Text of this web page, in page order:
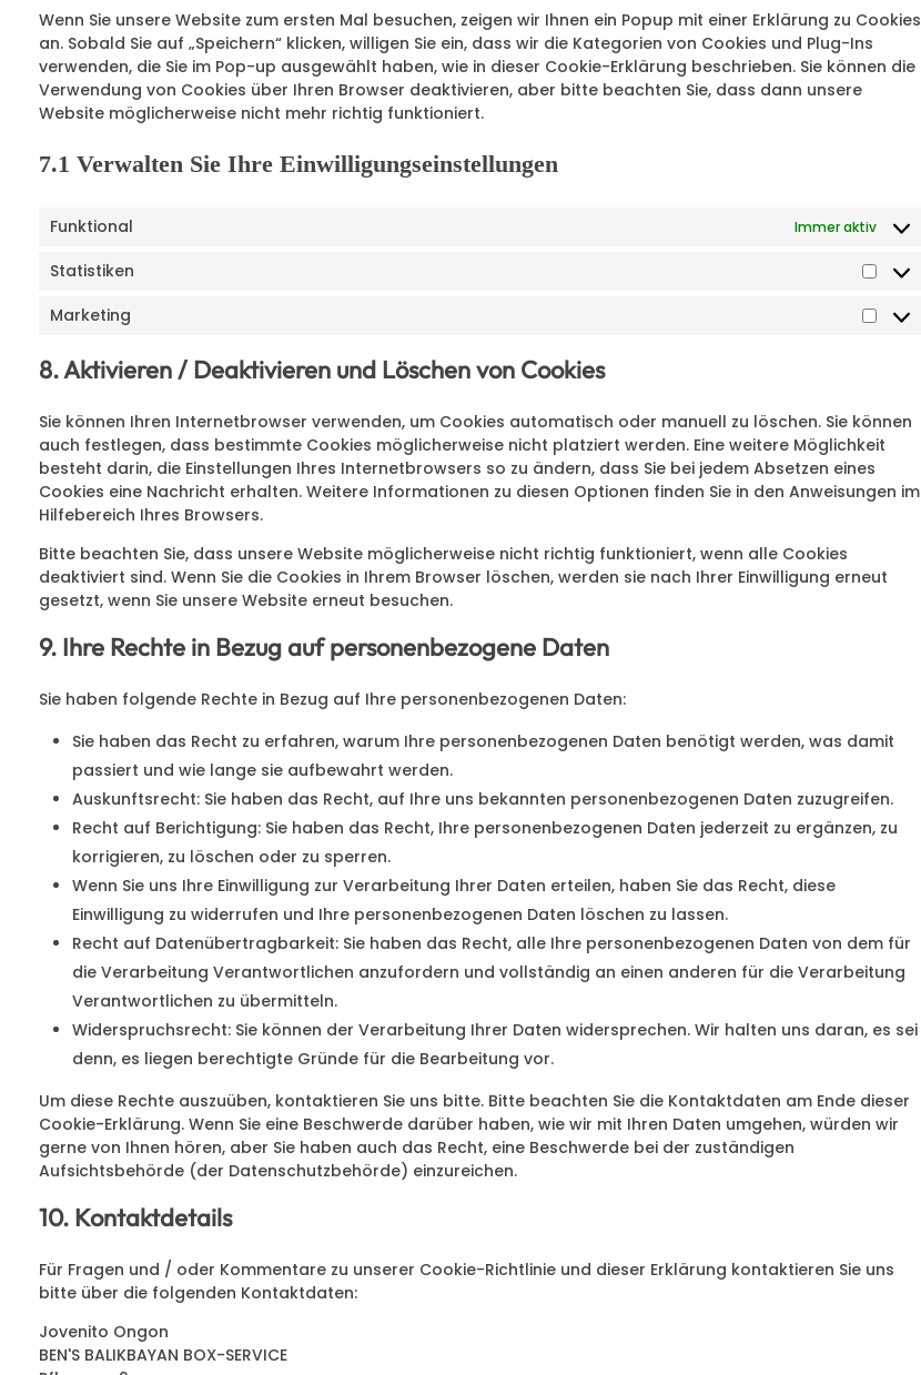
Wenn Sie unsere Website zum ersten Mal besuchen, zeigen wir Ihnen ein Popup mit einer Erklärung zu Cookies
an. Sobald Sie auf „Speichern“ klicken, willigen Sie ein, dass wir die Kategorien von Cookies und Plug-Ins
verwenden, die Sie im Pop-up ausgewählt haben, wie in dieser Cookie-Erklärung beschrieben. Sie können die
Verwendung von Cookies über Ihren Browser deaktivieren, aber bitte beachten Sie, dass dann unsere
Website möglicherweise nicht mehr richtig funktioniert.
7.1 Verwalten Sie Ihre Einwilligungseinstellungen
Funktional Immer aktiv
Statistiken
Marketing
8. Aktivieren / Deaktivieren und Löschen von Cookies
Sie können Ihren Internetbrowser verwenden, um Cookies automatisch oder manuell zu löschen. Sie können
auch festlegen, dass bestimmte Cookies möglicherweise nicht platziert werden. Eine weitere Möglichkeit
besteht darin, die Einstellungen Ihres Internetbrowsers so zu ändern, dass Sie bei jedem Absetzen eines
Cookies eine Nachricht erhalten. Weitere Informationen zu diesen Optionen finden Sie in den Anweisungen im
Hilfebereich Ihres Browsers.
Bitte beachten Sie, dass unsere Website möglicherweise nicht richtig funktioniert, wenn alle Cookies
deaktiviert sind. Wenn Sie die Cookies in Ihrem Browser löschen, werden sie nach Ihrer Einwilligung erneut
gesetzt, wenn Sie unsere Website erneut besuchen.
9. Ihre Rechte in Bezug auf personenbezogene Daten
Sie haben folgende Rechte in Bezug auf Ihre personenbezogenen Daten:
Sie haben das Recht zu erfahren, warum Ihre personenbezogenen Daten benötigt werden, was damit
passiert und wie lange sie aufbewahrt werden.
Auskunftsrecht: Sie haben das Recht, auf Ihre uns bekannten personenbezogenen Daten zuzugreifen.
Recht auf Berichtigung: Sie haben das Recht, Ihre personenbezogenen Daten jederzeit zu ergänzen, zu
korrigieren, zu löschen oder zu sperren.
Wenn Sie uns Ihre Einwilligung zur Verarbeitung Ihrer Daten erteilen, haben Sie das Recht, diese
Einwilligung zu widerrufen und Ihre personenbezogenen Daten löschen zu lassen.
Recht auf Datenübertragbarkeit: Sie haben das Recht, alle Ihre personenbezogenen Daten von dem für
die Verarbeitung Verantwortlichen anzufordern und vollständig an einen anderen für die Verarbeitung
Verantwortlichen zu übermitteln.
Widerspruchsrecht: Sie können der Verarbeitung Ihrer Daten widersprechen. Wir halten uns daran, es sei
denn, es liegen berechtigte Gründe für die Bearbeitung vor.
Um diese Rechte auszuüben, kontaktieren Sie uns bitte. Bitte beachten Sie die Kontaktdaten am Ende dieser
Cookie-Erklärung. Wenn Sie eine Beschwerde darüber haben, wie wir mit Ihren Daten umgehen, würden wir
gerne von Ihnen hören, aber Sie haben auch das Recht, eine Beschwerde bei der zuständigen
Aufsichtsbehörde (der Datenschutzbehörde) einzureichen.
10. Kontaktdetails
Für Fragen und / oder Kommentare zu unserer Cookie-Richtlinie und dieser Erklärung kontaktieren Sie uns
bitte über die folgenden Kontaktdaten:
Jovenito Ongon
BEN'S BALIKBAYAN BOX-SERVICE